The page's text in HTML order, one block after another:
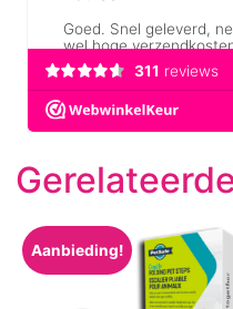
Aanbieding!